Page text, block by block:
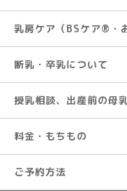
乳房ケア（BSケア®︎・
断乳・卒乳について
授乳相談、出産前の母
料金・もちもの
ご予約方法